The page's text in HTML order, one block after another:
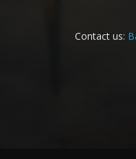
Contact us: